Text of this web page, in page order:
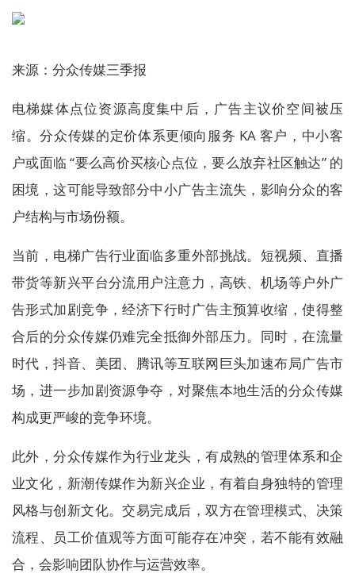
来源：分众传媒三季报
电梯媒体点位资源高度集中后，广告主议价空间被压
缩。分众传媒的定价体系更倾向服务 KA 客户，中小客
户或面临 “要么高价买核心点位，要么放弃社区触达” 的
困境，这可能导致部分中小广告主流失，影响分众的客
户结构与市场份额。
当前，电梯广告行业面临多重外部挑战。短视频、直播
带货等新兴平台分流用户注意力，高铁、机场等户外广
告形式加剧竞争，经济下行时广告主预算收缩，使得整
合后的分众传媒仍难完全抵御外部压力。同时，在流量
时代，抖音、美团、腾讯等互联网巨头加速布局广告市
场，进一步加剧资源争夺，对聚焦本地生活的分众传媒
构成更严峻的竞争环境。
此外，分众传媒作为行业龙头，有成熟的管理体系和企
业文化，新潮传媒作为新兴企业，有着自身独特的管理
风格与创新文化。交易完成后，双方在管理模式、决策
流程、员工价值观等方面可能存在冲突，若不能有效融
合，会影响团队协作与运营效率。